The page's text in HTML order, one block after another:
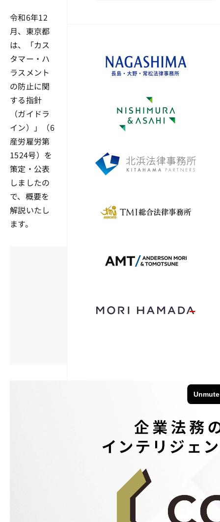
令和6年12
月、東京都
は、「カス
タマー・ハ
ラスメント
の防止に関
する指針
（ガイドラ
イン）」（6
産労雇労第
1524号）を
策定・公表
しましたの
で、概要を
解説いたし
ます。
会員の場合は